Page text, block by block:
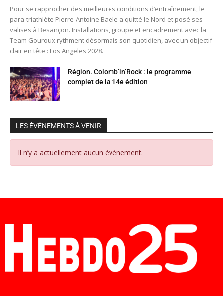
Pour se rapprocher des meilleures conditions d’entraînement, le
para-triathlète Pierre-Antoine Baele a quitté le Nord et posé ses
valises à Besançon. Installations, groupe et encadrement avec la
Team Gouroux rythment désormais son quotidien, avec un objectif
clair en tête : Los Angeles 2028.
Région. Colomb’in’Rock : le programme
complet de la 14e édition
LES ÉVÉNEMENTS À VENIR
Il n’y a actuellement aucun évènement.